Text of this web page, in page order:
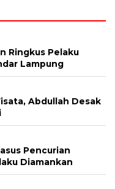
Ringkus Pelaku
Lampung
Abdullah Desak
Pencurian
Diamankan